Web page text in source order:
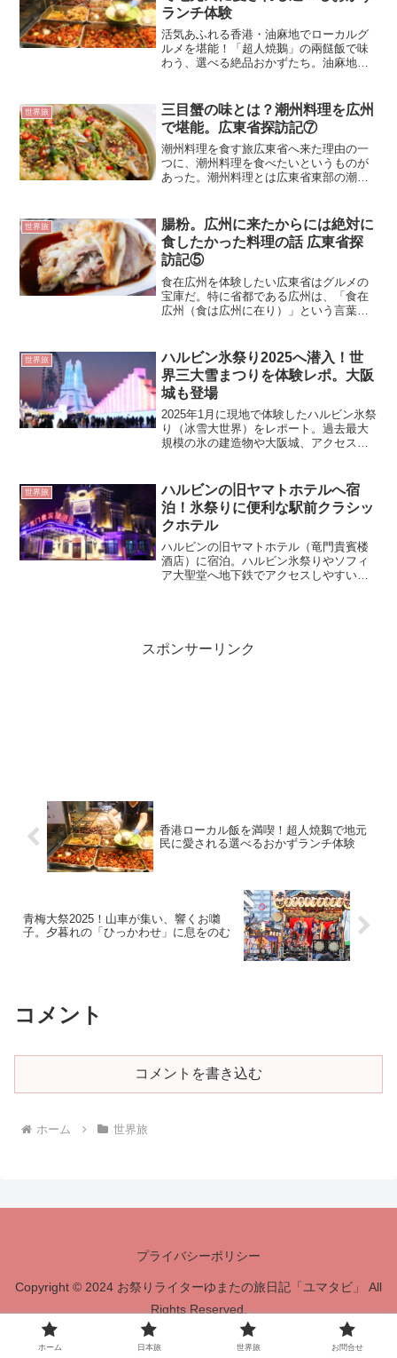
ランチ体験
活気あふれる香港・油麻地でローカルグ
ルメを堪能！「超人焼鵝」の兩餸飯で味
わう、選べる絶品おかずたち。油麻地・
世界旅
三目蟹の味とは？潮州料理を広州
で堪能。広東省探訪記⑦
潮州料理を食す旅広東省へ来た理由の一
つに、潮州料理を食べたいというものが
あった。潮州料理とは広東省東部の潮州
えられることもあるといわれる。広州の
街を歩いていると、飲食店...
世界旅
腸粉。広州に来たからには絶対に
食したかった料理の話 広東省探
訪記⑤
食在広州を体験したい広東省はグルメの
宝庫だ。特に省都である広州は、「食在
広州（食は広州に在り）」という言葉が
したい料理があった。「腸粉」である。
腸粉とは米粉生地で様々な...
世界旅
ハルビン氷祭り2025へ潜入！世
界三大雪まつりを体験レポ。大阪
城も登場
2025年1月に現地で体験したハルビン氷祭
り（冰雪大世界）をレポート。過去最大
規模の氷の建造物や大阪城、アクセス・
世界旅
ハルビンの旧ヤマトホテルへ宿
泊！氷祭りに便利な駅前クラシッ
クホテル
ハルビンの旧ヤマトホテル（竜門貴賓楼
酒店）に宿泊。ハルビン氷祭りやソフィ
ア大聖堂へ地下鉄でアクセスしやすい好
スポンサーリンク
香港ローカル飯を満喫！超人焼鵝で地元
民に愛される選べるおかずランチ体験
青梅大祭2025！山車が集い、響くお囃
子。夕暮れの「ひっかわせ」に息をのむ
コメント
コメントを書き込む
ホーム 世界旅
プライバシーポリシー
Copyright © 2024 お祭りライターゆまたの旅日記「ユマタビ」 All
Rights Reserved.
ホーム 日本旅 世界旅 お問合せ